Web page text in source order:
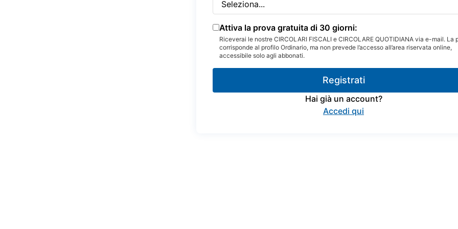
Attiva la prova gratuita di 30 giorni:
Riceverai le nostre CIRCOLARI FISCALI e CIRCOLARE QUOTIDIANA via e-mail. La
corrisponde al profilo Ordinario, ma non prevede l’accesso all’area riservata online,
accessibile solo agli abbonati.
Registrati
Hai già un account?
Accedi qui